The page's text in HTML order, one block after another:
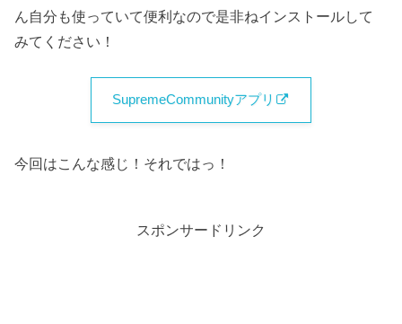
ん自分も使っていて便利なので是非ねインストールして
みてください！
SupremeCommunityアプリ
今回はこんな感じ！それではっ！
スポンサードリンク